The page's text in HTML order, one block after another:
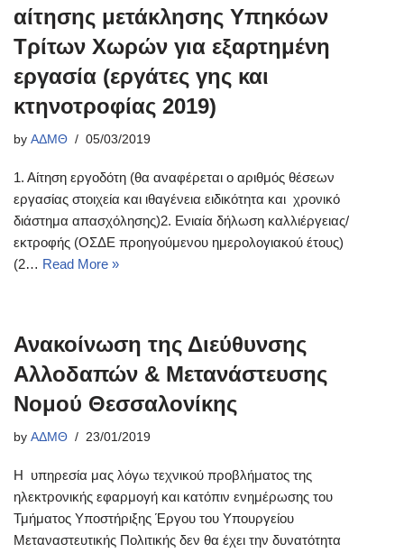
αίτησης μετάκλησης Υπηκόων
Τρίτων Χωρών για εξαρτημένη
εργασία (εργάτες γης και
κτηνοτροφίας 2019)
by ΑΔΜΘ 05/03/2019
1. Αίτηση εργοδότη (θα αναφέρεται ο αριθμός θέσεων
εργασίας στοιχεία και ιθαγένεια ειδικότητα και χρονικό
διάστημα απασχόλησης)2. Ενιαία δήλωση καλλιέργειας/
εκτροφής (ΟΣΔΕ προηγούμενου ημερολογιακού έτους)
(2… Read More »
Ανακοίνωση της Διεύθυνσης
Αλλοδαπών & Μετανάστευσης
Νομού Θεσσαλονίκης
by ΑΔΜΘ 23/01/2019
Η υπηρεσία μας λόγω τεχνικού προβλήματος της
ηλεκτρονικής εφαρμογή και κατόπιν ενημέρωσης του
Τμήματος Υποστήριξης Έργου του Υπουργείου
Μεταναστευτικής Πολιτικής δεν θα έχει την δυνατότητα